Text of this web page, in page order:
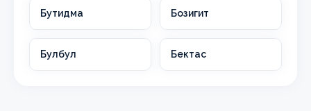
Бутидма Бозигит
Булбул Бектас